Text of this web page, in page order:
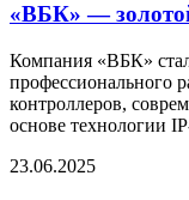
«ВБК» —
Компания «ВБК»
профессионального
контроллеров,
основе технологии
23.06.2025